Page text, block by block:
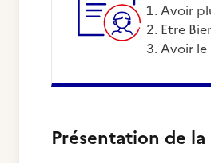
Avoir
Etre
Avoir
Présentation de la